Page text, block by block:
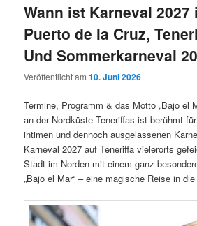
Wann ist Karneval 2027
Puerto de la Cruz,
Und Sommerkarneval
Veröffentlicht am10. Juni 2026
Termine, Programm & das Motto „Bajo el
an der Nordküste Teneriffas ist berühmt
intimen und dennoch ausgelassenen
Karneval 2027 auf Teneriffa vielerorts
Stadt im Norden mit einem ganz
„Bajo el Mar“ – eine magische Reise in